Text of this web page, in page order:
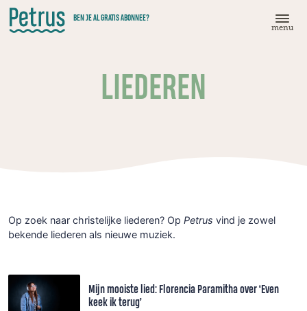
Doorgaan
naar
hoofdinhoud
BEN JE AL GRATIS ABONNEE?
menu
LIEDEREN
Op zoek naar christelijke liederen? Op Petrus vind je zowel
bekende liederen als nieuwe muziek.
Mijn mooiste lied: Florencia Paramitha over ‘Even
keek ik terug’